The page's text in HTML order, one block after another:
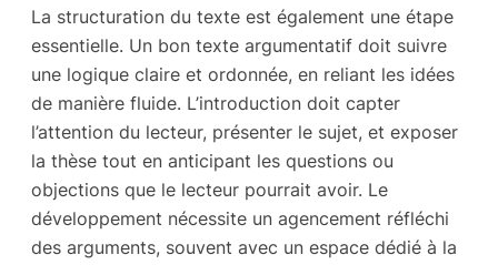
La structuration du texte est également une étape
essentielle. Un bon texte argumentatif doit suivre
une logique claire et ordonnée, en reliant les idées
de manière fluide. L’introduction doit capter
l’attention du lecteur, présenter le sujet, et exposer
la thèse tout en anticipant les questions ou
objections que le lecteur pourrait avoir. Le
développement nécessite un agencement réfléchi
des arguments, souvent avec un espace dédié à la